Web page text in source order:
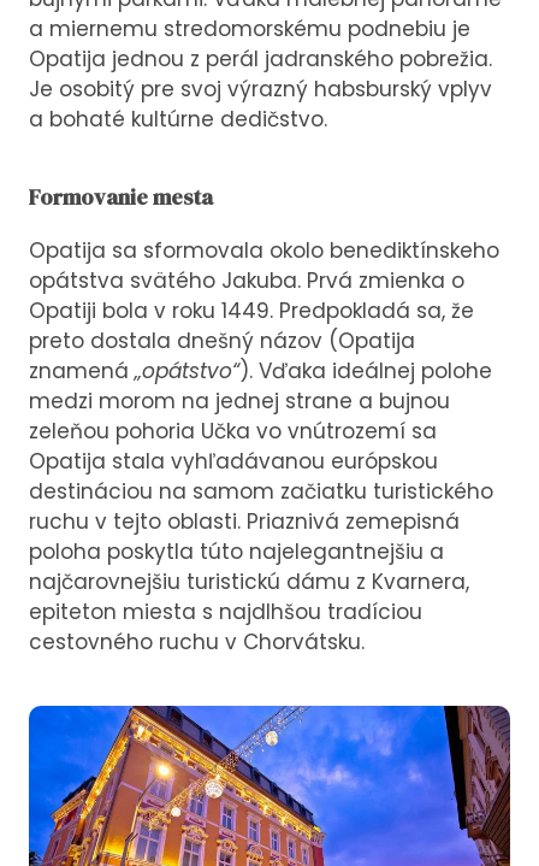
a miernemu stredomorskému podnebiu je
Opatija jednou z perál jadranského pobrežia.
Je osobitý pre svoj výrazný habsburský vplyv
a bohaté kultúrne dedičstvo.
Formovanie mesta
Opatija sa sformovala okolo benediktínskeho
opátstva svätého Jakuba. Prvá zmienka o
Opatiji bola v roku 1449. Predpokladá sa, že
preto dostala dnešný názov (Opatija
znamená„opátstvo“). Vďaka ideálnej polohe
medzi morom na jednej strane a bujnou
zeleňou pohoria Učka vo vnútrozemí sa
Opatija stala vyhľadávanou európskou
destináciou na samom začiatku turistického
ruchu v tejto oblasti. Priaznivá zemepisná
poloha poskytla túto najelegantnejšiu a
najčarovnejšiu turistickú dámu z Kvarnera,
epiteton miesta s najdlhšou tradíciou
cestovného ruchu v Chorvátsku.